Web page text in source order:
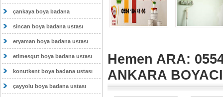
çankaya boya badana
sincan boya badana ustası
eryaman boya badana ustası
etimesgut boya badana ustası
konutkent boya badana ustası
çayyolu boya badana ustası
Hemen ARA:
ANKARA